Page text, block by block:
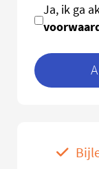
Ja, ik ga